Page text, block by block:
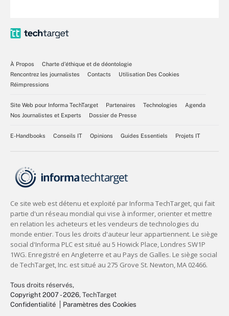
À Propos
Charte d’éthique et de déontologie
Rencontrez les journalistes
Contacts
Utilisation Des Cookies
Réimpressions
Site Web pour Informa TechTarget Partenaires Technologies
Agenda
Nos Journalistes et Experts
Dossier de Presse
E-Handbooks Conseils IT Opinions Guides Essentiels Projets IT
Tous droits réservés,
Copyright 2007 - 2026, TechTarget
Confidentialité
Paramètres des Cookies